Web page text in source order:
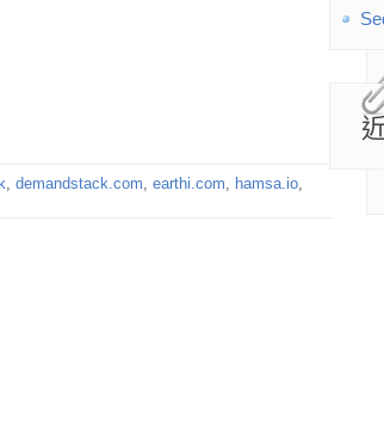
, demandstack.com, earthi.com, hamsa.io,